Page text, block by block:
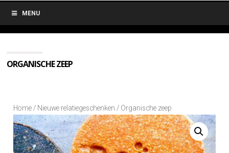
MENU
ORGANISCHE ZEEP
Home / Nieuwe relatiegeschenken / Organische zeep